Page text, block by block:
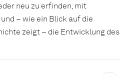
neu zu erfinden, mit
– wie ein Blick auf die
zeigt – die Entwicklung des